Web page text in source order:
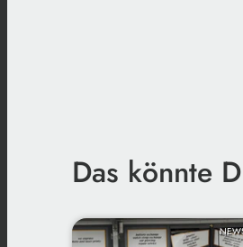
Das könnte